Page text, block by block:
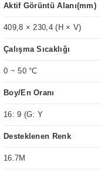
Aktif Görüntü Alanı(mm)
409,8 × 230,4 (H × V)
Çalışma Sıcaklığı
0 ~ 50 °C
Boy/En Oranı
16: 9 (G: Y
Desteklenen Renk
16.7M